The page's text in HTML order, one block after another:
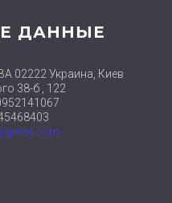
ДАННЫЕ
02222 Украина, Киев
38-б , 122